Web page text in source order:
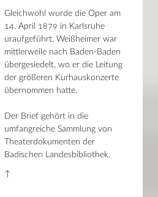
Gleichwohl wurde die Oper am
14. April 1879 in Karlsruhe
uraufgeführt. Weißheimer war
mittlerweile nach Baden-Baden
übergesiedelt, wo er die Leitung
der größeren Kurhauskonzerte
übernommen hatte.
Der Brief gehört in die
umfangreiche Sammlung von
Theaterdokumenten der
Badischen Landesbibliothek.
↑